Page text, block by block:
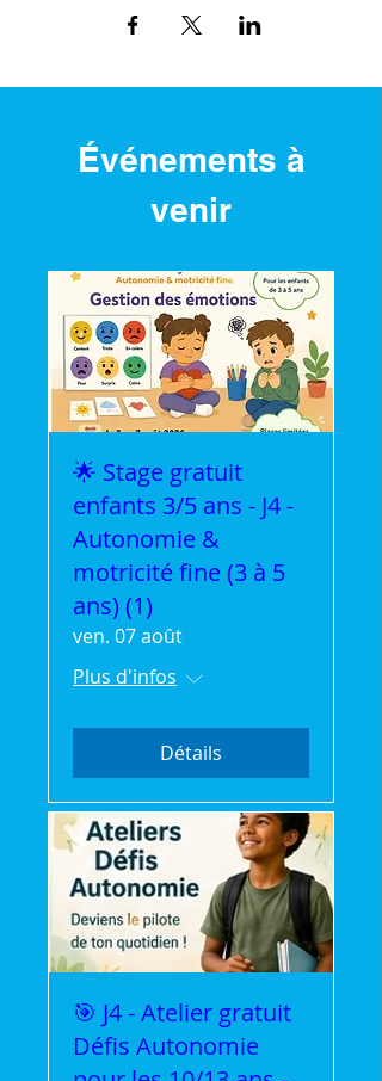
Événements à
venir
🌟 Stage gratuit
enfants 3/5 ans - J4 -
Autonomie &
motricité fine (3 à 5
ans) (1)
ven. 07 août
Plus d'infos
Détails
🎯 J4 - Atelier gratuit
Défis Autonomie